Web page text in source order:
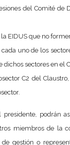
del Comité de
EIDUS que no
uno de los
sectores en el
C2 del
podrán
miembros de la
gestión o